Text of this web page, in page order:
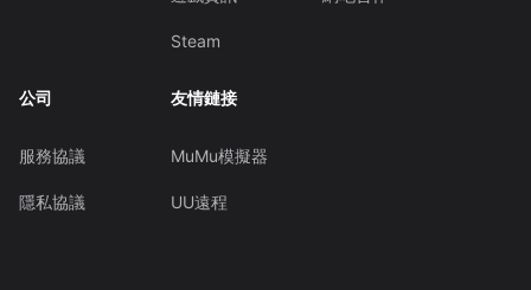
Steam
公司
服務協議
隱私協議
友情鏈接
MuMu模擬器
UU遠程